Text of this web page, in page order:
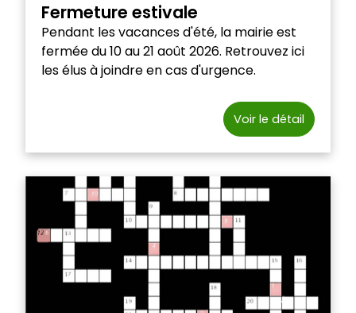
Fermeture estivale
Pendant les vacances d'été, la mairie est
fermée du 10 au 21 août 2026. Retrouvez ici
les élus à joindre en cas d'urgence.
Voir le détail